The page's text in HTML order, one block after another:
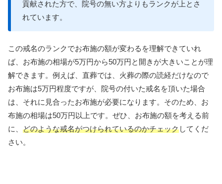
貢献された方で、院号の無い方よりもランクが上とさ
れています。
この戒名のランクでお布施の額が変わるを理解できていれ
ば、お布施の相場が5万円から50万円と開きが大きいことが理
解できます。例えば、直葬では、火葬の際の読経だけなので
お布施は5万円程度ですが、院号の付いた戒名を頂いた場合
は、それに見合ったお布施が必要になります。そのため、お
布施の相場は50万円以上です。ぜひ、お布施の額を考える前
に、 どのような戒名がつけられているのかチェックしてくだ
さい。